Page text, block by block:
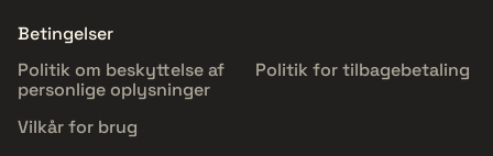
Betingelser
Politik om beskyttelse af
personlige oplysninger
Politik for tilbagebetaling
Vilkår for brug